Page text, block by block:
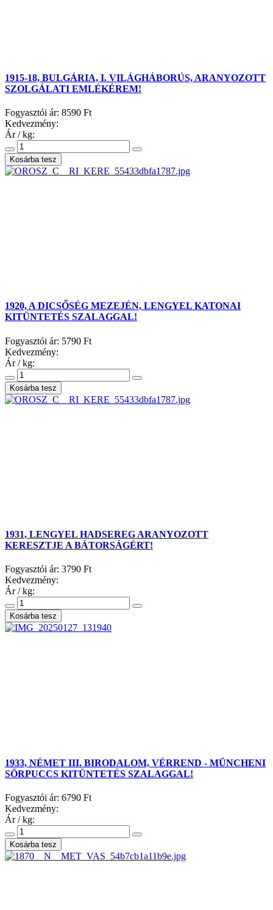
1915-18, BULGÁRIA, I. VILÁGHÁBORÚS, ARANYOZOTT
SZOLGÁLATI EMLÉKÉREM!
Fogyasztói ár: 8590 Ft
Kedvezmény:
Ár / kg:
1920, A DICSŐSÉG MEZEJÉN, LENGYEL KATONAI
KITÜNTETÉS SZALAGGAL!
Fogyasztói ár: 5790 Ft
Kedvezmény:
Ár / kg:
1931, LENGYEL HADSEREG ARANYOZOTT
KERESZTJE A BÁTORSÁGÉRT!
Fogyasztói ár: 3790 Ft
Kedvezmény:
Ár / kg:
1933, NÉMET III. BIRODALOM, VÉRREND - MÜNCHENI
SÖRPUCCS KITÜNTETÉS SZALAGGAL!
Fogyasztói ár: 6790 Ft
Kedvezmény:
Ár / kg: